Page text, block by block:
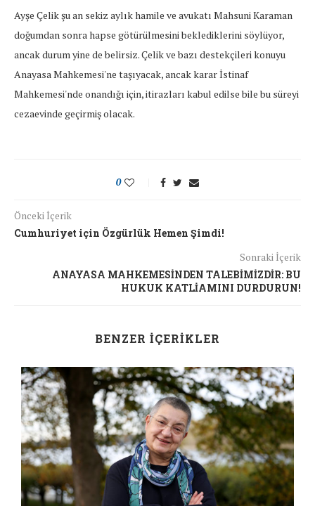
Ayşe Çelik şu an sekiz aylık hamile ve avukatı Mahsuni Karaman
doğumdan sonra hapse götürülmesini beklediklerini söylüyor,
ancak durum yine de belirsiz. Çelik ve bazı destekçileri konuyu
Anayasa Mahkemesi'ne taşıyacak, ancak karar İstinaf
Mahkemesi'nde onandığı için, itirazları kabul edilse bile bu süreyi
cezaevinde geçirmiş olacak.
0
Önceki İçerik
Cumhuriyet için Özgürlük Hemen Şimdi!
Sonraki İçerik
ANAYASA MAHKEMESİNDEN TALEBİMİZDİR: BU
HUKUK KATLİAMINI DURDURUN!
BENZER İÇERIKLER